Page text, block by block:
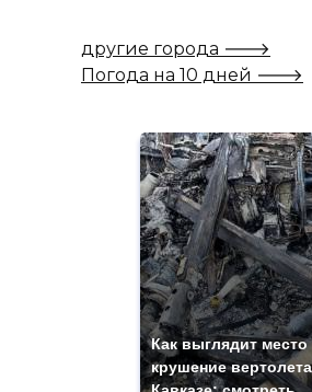
другие города 🡒
Погода на 10 дней 🡒
Как выглядит место
крушение